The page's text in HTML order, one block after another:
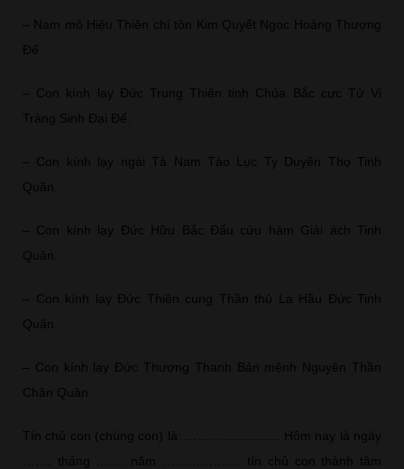
– Nam mô Hiệu Thiên chí tôn Kim Quyết Ngọc Hoàng Thượng
Đế.
– Con kính lạy Đức Trung Thiên tinh Chúa Bắc cực Tử Vi
Tràng Sinh Đại Đế.
– Con kính lạy ngài Tả Nam Tào Lục Ty Duyên Thọ Tinh
Quân.
– Con kính lạy Đức Hữu Bắc Đẩu cửu hàm Giải ách Tinh
Quân.
– Con kính lạy Đức Thiên cung Thần thủ La Hầu Đức Tinh
Quân.
– Con kính lạy Đức Thượng Thanh Bản mệnh Nguyên Thần
Chân Quân.
Tín chủ con (chúng con) là: ………………….. Hôm nay là ngày
……. tháng ……. năm ………………. tín chủ con thành tâm